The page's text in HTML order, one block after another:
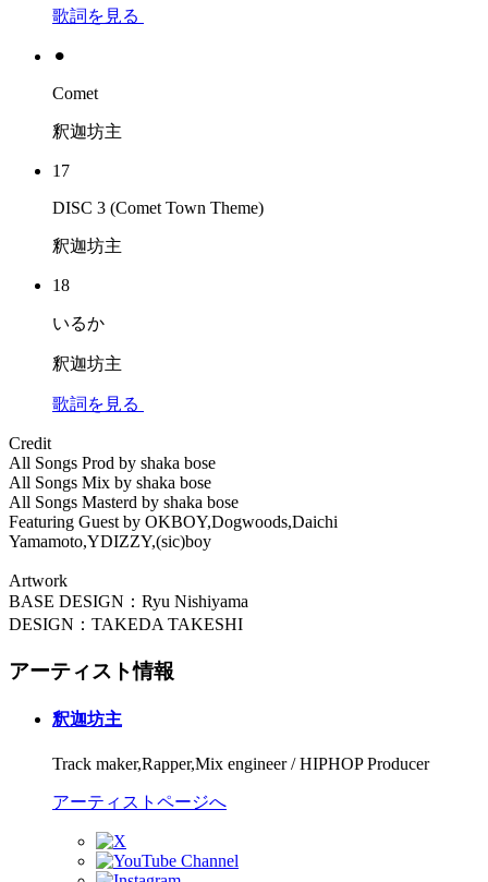
歌詞を見る
⚫︎
Comet
釈迦坊主
17
DISC 3 (Comet Town Theme)
釈迦坊主
18
いるか
釈迦坊主
歌詞を見る
Credit
All Songs Prod by shaka bose
All Songs Mix by shaka bose
All Songs Masterd by shaka bose
Featuring Guest by OKBOY,Dogwoods,Daichi
Yamamoto,YDIZZY,(sic)boy
Artwork
BASE DESIGN：Ryu Nishiyama
DESIGN：TAKEDA TAKESHI
アーティスト情報
釈迦坊主
Track maker,Rapper,Mix engineer / HIPHOP Producer
アーティストページへ